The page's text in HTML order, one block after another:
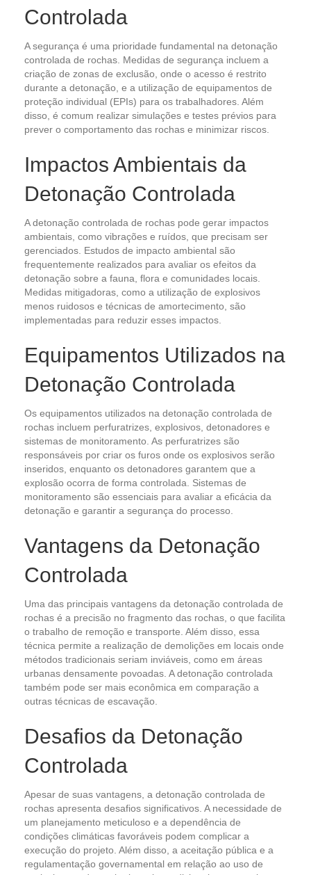
Controlada
A segurança é uma prioridade fundamental na detonação
controlada de rochas. Medidas de segurança incluem a
criação de zonas de exclusão, onde o acesso é restrito
durante a detonação, e a utilização de equipamentos de
proteção individual (EPIs) para os trabalhadores. Além
disso, é comum realizar simulações e testes prévios para
prever o comportamento das rochas e minimizar riscos.
Impactos Ambientais da
Detonação Controlada
A detonação controlada de rochas pode gerar impactos
ambientais, como vibrações e ruídos, que precisam ser
gerenciados. Estudos de impacto ambiental são
frequentemente realizados para avaliar os efeitos da
detonação sobre a fauna, flora e comunidades locais.
Medidas mitigadoras, como a utilização de explosivos
menos ruidosos e técnicas de amortecimento, são
implementadas para reduzir esses impactos.
Equipamentos Utilizados na
Detonação Controlada
Os equipamentos utilizados na detonação controlada de
rochas incluem perfuratrizes, explosivos, detonadores e
sistemas de monitoramento. As perfuratrizes são
responsáveis por criar os furos onde os explosivos serão
inseridos, enquanto os detonadores garantem que a
explosão ocorra de forma controlada. Sistemas de
monitoramento são essenciais para avaliar a eficácia da
detonação e garantir a segurança do processo.
Vantagens da Detonação
Controlada
Uma das principais vantagens da detonação controlada de
rochas é a precisão no fragmento das rochas, o que facilita
o trabalho de remoção e transporte. Além disso, essa
técnica permite a realização de demolições em locais onde
métodos tradicionais seriam inviáveis, como em áreas
urbanas densamente povoadas. A detonação controlada
também pode ser mais econômica em comparação a
outras técnicas de escavação.
Desafios da Detonação
Controlada
Apesar de suas vantagens, a detonação controlada de
rochas apresenta desafios significativos. A necessidade de
um planejamento meticuloso e a dependência de
condições climáticas favoráveis podem complicar a
execução do projeto. Além disso, a aceitação pública e a
regulamentação governamental em relação ao uso de